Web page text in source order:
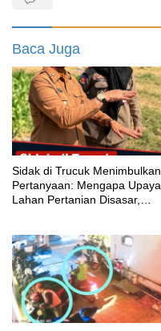
Baca Juga
‎Sidak di Trucuk Menimbulkan
Pertanyaan: Mengapa Upaya
Lahan Pertanian Disasar,